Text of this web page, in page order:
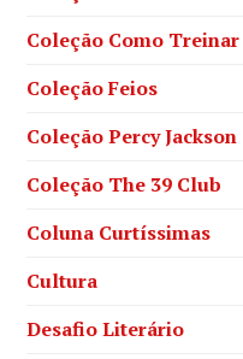
Coleção Como Treinar
Coleção Feios
Coleção Percy Jackson
Coleção The 39 Club
Coluna Curtíssimas
Cultura
Desafio Literário